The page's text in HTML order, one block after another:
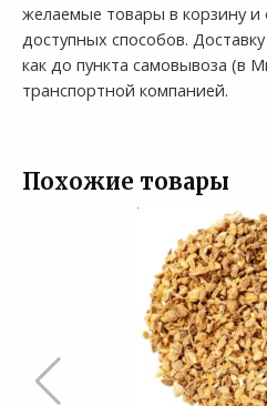
желаемые товары в корзину
доступных способов.
как до пункта самовывоза (в
транспортной компанией.
Похожие товары